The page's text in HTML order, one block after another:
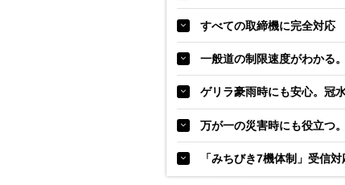
すべての取締機に完全対応
一般道の制限速度がわかる
ゲリラ豪雨時にも安心。冠
万が一の災害時にも役立つ
「みちびき7機体制」受信対